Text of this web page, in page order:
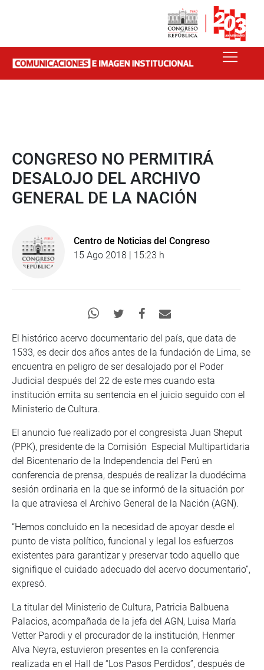
CONGRESO NO PERMITIRÁ
DESALOJO DEL ARCHIVO
GENERAL DE LA NACIÓN
Centro de Noticias del Congreso
15 Ago 2018 | 15:23 h
El histórico acervo documentario del país, que data de
1533, es decir dos años antes de la fundación de Lima, se
encuentra en peligro de ser desalojado por el Poder
Judicial después del 22 de este mes cuando esta
institución emita su sentencia en el juicio seguido con el
Ministerio de Cultura.
El anuncio fue realizado por el congresista Juan Sheput
(PPK), presidente de la Comisión Especial Multipartidaria
del Bicentenario de la Independencia del Perú en
conferencia de prensa, después de realizar la duodécima
sesión ordinaria en la que se informó de la situación por
la que atraviesa el Archivo General de la Nación (AGN).
“Hemos concluido en la necesidad de apoyar desde el
punto de vista político, funcional y legal los esfuerzos
existentes para garantizar y preservar todo aquello que
signifique el cuidado adecuado del acervo documentario”,
expresó.
La titular del Ministerio de Cultura, Patricia Balbuena
Palacios, acompañada de la jefa del AGN, Luisa María
Vetter Parodi y el procurador de la institución, Henmer
Alva Neyra, estuvieron presentes en la conferencia
realizada en el Hall de “Los Pasos Perdidos”, después de